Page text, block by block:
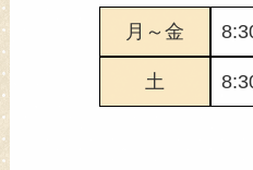
月～金
土